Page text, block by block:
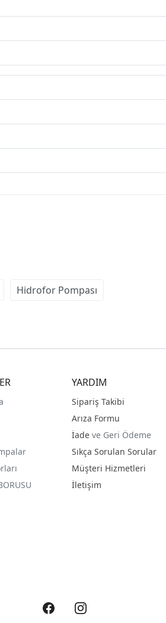
Hidrofor Pompası
YARDIM
Sipariş Takibi
Arıza Formu
İade ve Geri Ödeme
Sıkça Sorulan Sorular
Müşteri Hizmetleri
İletişim